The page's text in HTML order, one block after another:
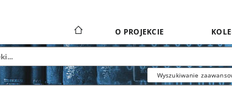
O PROJEKCIE
Wyszukiwanie